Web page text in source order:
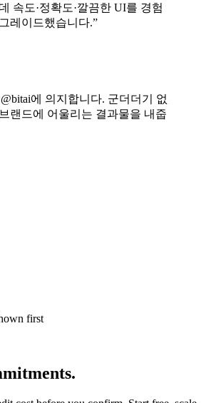
속도·정확도·깔끔한 UI를 경험
레이드했습니다.”
에 의지합니다. 군더더기 없
랜드에 어울리는 결과물을 내줍
first